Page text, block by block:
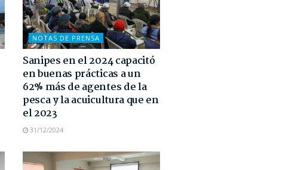
NOTAS DE PRENSA
Sanipes en el 2024 capacitó
en buenas prácticas a un
62% más de agentes de la
pesca y la acuicultura que en
el 2023
31/12/2024